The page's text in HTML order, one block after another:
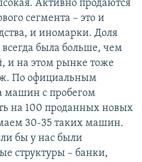
Активно продаются
сегмента – это и
и иномарки. Доля
была больше, чем
и на этом рынке тоже
По официальным
машин с пробегом
на 100 проданных новых
30-35 таких машин.
бы у нас были
структуры – банки,